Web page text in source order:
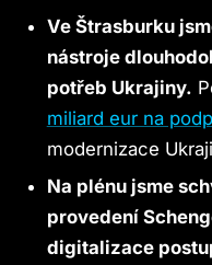
Ve Štrasburku
nástroje
potřeb Ukrajiny.
miliard eur na
modernizace
Na plénu jsme
provedení
digitalizace